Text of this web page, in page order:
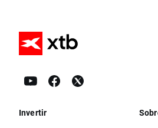
Invertir